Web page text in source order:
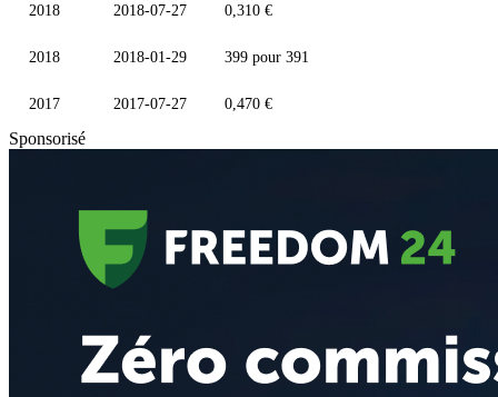
2018 2018-07-27 0,310 €
2018 2018-01-29 399 pour 391
2017 2017-07-27 0,470 €
Sponsorisé